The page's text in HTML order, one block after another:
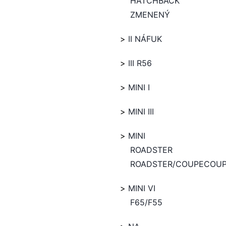
ZMENENÝ
II NÁFUK
III R56
MINI I
MINI III
MINI
ROADSTER
ROADSTER/
MINI VI
F65/F55